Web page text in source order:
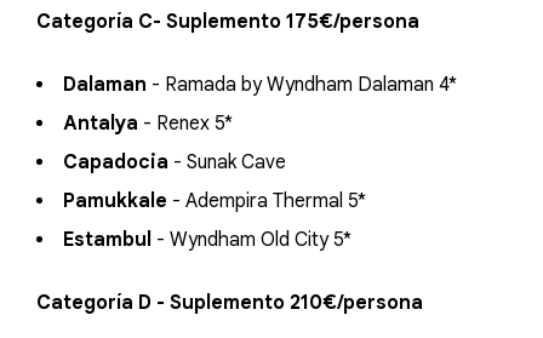
Categoría C- Suplemento 175€/persona
Dalaman - Ramada by Wyndham Dalaman 4*
Antalya - Renex 5*
Capadocia - Sunak Cave
Pamukkale - Adempira Thermal 5*
Estambul - Wyndham Old City 5*
Categoría D - Suplemento 210€/persona